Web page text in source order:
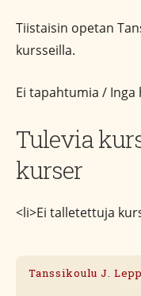
Tiistaisin opetan
kursseilla.
Ei tapahtumia / Inga
Tulevia
kurser
<li>Ei talletettuja
Tanssikoulu J.